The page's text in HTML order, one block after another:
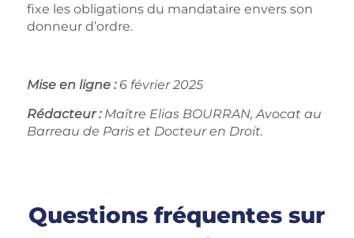
fixe les obligations du mandataire envers son
donneur d’ordre.
Mise en ligne :6 février 2025
Rédacteur :Maître Elias BOURRAN, Avocat au
Barreau de Paris et Docteur en Droit.
Questions fréquentes sur